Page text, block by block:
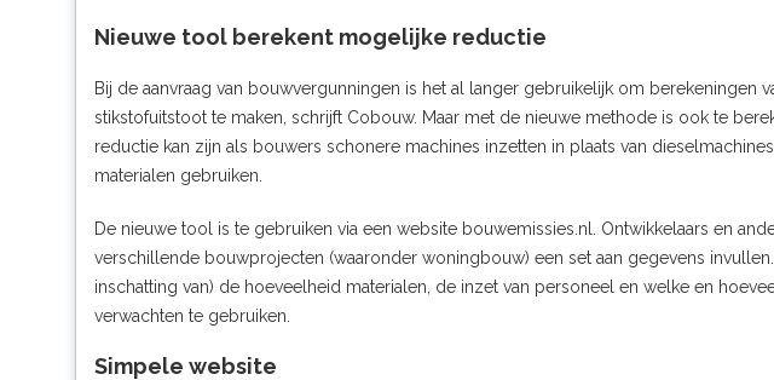
Nieuwe tool berekent mogelijke reductie
Bij de aanvraag van bouwvergunningen is het al langer gebruikelijk om berekeningen
stikstofuitstoot te maken, schrijft Cobouw. Maar met de nieuwe methode is ook te
reductie kan zijn als bouwers schonere machines inzetten in plaats van
materialen gebruiken.
De nieuwe tool is te gebruiken via een website bouwemissies.nl
. Ontwikkelaars en
verschillende bouwprojecten (waaronder woningbouw) een set aan gegevens
inschatting van) de hoeveelheid materialen, de inzet van personeel en welke en
verwachten te gebruiken.
Simpele website